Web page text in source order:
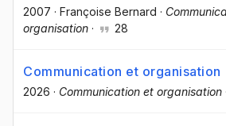
2007 · Françoise Bernard ·
organisation · 28
Communication et organisation
2026 · Communication et organisation